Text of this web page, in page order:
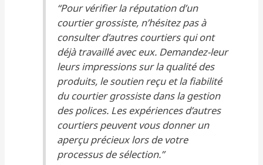
“Pour vérifier la réputation d’un
courtier grossiste, n’hésitez pas à
consulter d’autres courtiers qui ont
déjà travaillé avec eux. Demandez-leur
leurs impressions sur la qualité des
produits, le soutien reçu et la fiabilité
du courtier grossiste dans la gestion
des polices. Les expériences d’autres
courtiers peuvent vous donner un
aperçu précieux lors de votre
processus de sélection.”